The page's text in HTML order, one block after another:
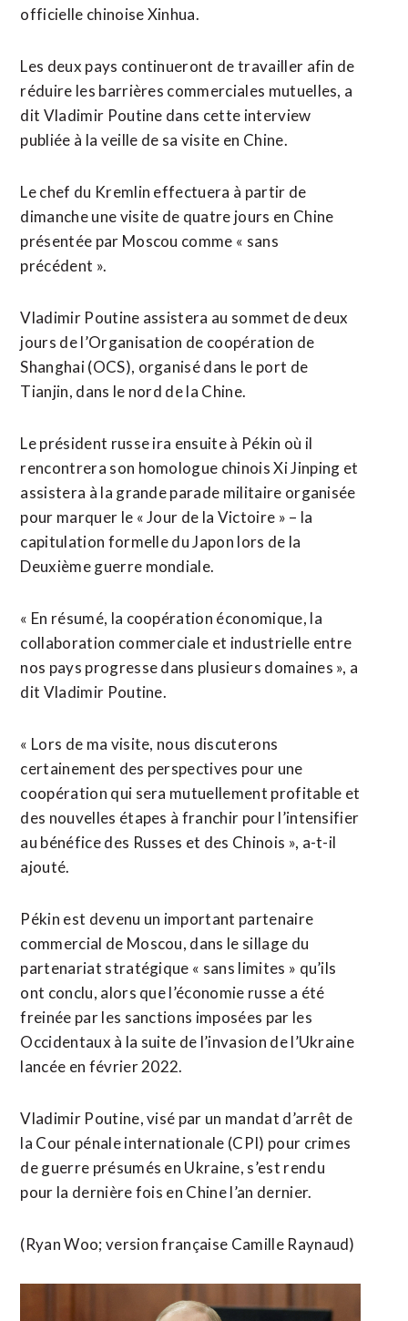
officielle chinoise Xinhua.
Les deux pays continueront de travailler afin de
réduire les barrières commerciales mutuelles, a
dit Vladimir Poutine dans cette interview
publiée à la veille de sa visite en Chine.
Le chef du Kremlin effectuera à partir de
dimanche une visite de quatre jours en Chine
présentée par Moscou comme « sans
précédent ».
Vladimir Poutine assistera au sommet de deux
jours de l’Organisation de coopération de
Shanghai (OCS), organisé dans le port de
Tianjin, dans le nord de la Chine.
Le président russe ira ensuite à Pékin où il
rencontrera son homologue chinois Xi Jinping et
assistera à la grande parade militaire organisée
pour marquer le « Jour de la Victoire » – la
capitulation formelle du Japon lors de la
Deuxième guerre mondiale.
« En résumé, la coopération économique, la
collaboration commerciale et industrielle entre
nos pays progresse dans plusieurs domaines », a
dit Vladimir Poutine.
« Lors de ma visite, nous discuterons
certainement des perspectives pour une
coopération qui sera mutuellement profitable et
des nouvelles étapes à franchir pour l’intensifier
au bénéfice des Russes et des Chinois », a-t-il
ajouté.
Pékin est devenu un important partenaire
commercial de Moscou, dans le sillage du
partenariat stratégique « sans limites » qu’ils
ont conclu, alors que l’économie russe a été
freinée par les sanctions imposées par les
Occidentaux à la suite de l’invasion de l’Ukraine
lancée en février 2022.
Vladimir Poutine, visé par un mandat d’arrêt de
la Cour pénale internationale (CPI) pour crimes
de guerre présumés en Ukraine, s’est rendu
pour la dernière fois en Chine l’an dernier.
(Ryan Woo; version française Camille Raynaud)